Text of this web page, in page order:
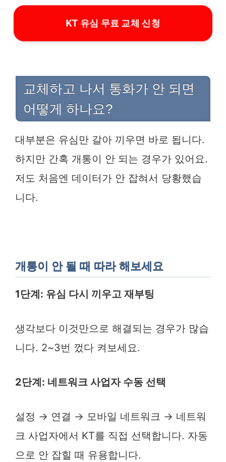
KT 유심 무료 교체 신청
교체하고 나서 통화가 안 되면
어떻게 하나요?
대부분은 유심만 갈아 끼우면 바로 됩니다.
하지만 간혹 개통이 안 되는 경우가 있어요.
저도 처음엔 데이터가 안 잡혀서 당황했습
니다.
개통이 안 될 때 따라 해보세요
1단계: 유심 다시 끼우고 재부팅
생각보다 이것만으로 해결되는 경우가 많습
니다. 2~3번 껐다 켜보세요.
2단계: 네트워크 사업자 수동 선택
설정 → 연결 → 모바일 네트워크 → 네트워
크 사업자에서 KT를 직접 선택합니다. 자동
으로 안 잡힐 때 유용합니다.